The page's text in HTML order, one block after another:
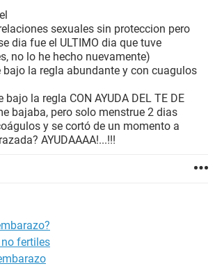
sexuales sin proteccion pero
dia fue el ULTIMO dia que tuve
no lo he hecho nuevamente)
bajo la regla abundante y con cuagulos
la regla CON AYUDA DEL TE DE
bajaba, pero solo menstrue 2 dias
y se cortó de un momento a
AYUDAAAA!...!!!
fertiles